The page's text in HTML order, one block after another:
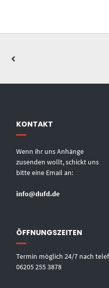
KONTAKT
Wenn ihr uns Anhänge
zusenden wollt, schickt uns
bitte eine Email an:
info@dufd.de
ÖFFNUNGSZEITEN
Termin möglich 24/7 nach
06205 255 3878